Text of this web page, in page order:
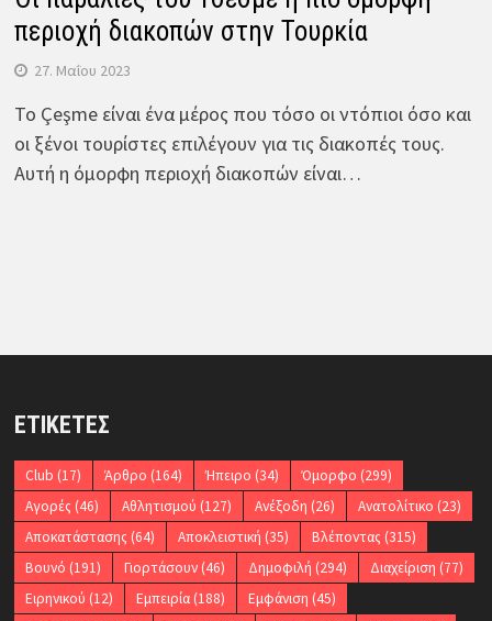
περιοχή διακοπών στην Τουρκία
27. Μαΐου 2023
Το Çeşme είναι ένα μέρος που τόσο οι ντόπιοι όσο και
οι ξένοι τουρίστες επιλέγουν για τις διακοπές τους.
Αυτή η όμορφη περιοχή διακοπών είναι…
ΕΤΙΚΈΤΕΣ
Club (17) Άρθρο (164) Ήπειρο (34) Όμορφο (299)
Αγορές (46) Αθλητισμού (127) Ανέξοδη (26) Ανατολίτικο (23)
Αποκατάστασης (64) Αποκλειστική (35) Βλέποντας (315)
Βουνό (191) Γιορτάσουν(46) Δημοφιλή (294) Διαχείριση (77)
Ειρηνικού (12) Εμπειρία(188) Εμφάνιση (45)